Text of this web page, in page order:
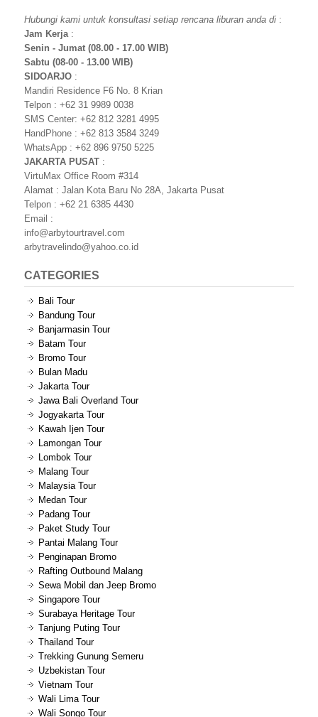
Hubungi kami untuk konsultasi setiap rencana liburan anda di :
Jam Kerja:
Senin - Jumat (08.00 - 17.00 WIB)
Sabtu (08-00 - 13.00 WIB)
SIDOARJO :
Mandiri Residence F6 No. 8 Krian
Telpon : +62 31 9989 0038
SMS Center: +62 812 3281 4995
HandPhone : +62 813 3584 3249
WhatsApp : +62 896 9750 5225
JAKARTA PUSAT :
VirtuMax Office Room #314
Alamat : Jalan Kota Baru No 28A, Jakarta Pusat
Telpon : +62 21 6385 4430
Email :
info@arbytourtravel.com
arbytravelindo@yahoo.co.id
CATEGORIES
Bali Tour
Bandung Tour
Banjarmasin Tour
Batam Tour
Bromo Tour
Bulan Madu
Jakarta Tour
Jawa Bali Overland Tour
Jogyakarta Tour
Kawah Ijen Tour
Lamongan Tour
Lombok Tour
Malang Tour
Malaysia Tour
Medan Tour
Padang Tour
Paket Study Tour
Pantai Malang Tour
Penginapan Bromo
Rafting Outbound Malang
Sewa Mobil dan Jeep Bromo
Singapore Tour
Surabaya Heritage Tour
Tanjung Puting Tour
Thailand Tour
Trekking Gunung Semeru
Uzbekistan Tour
Vietnam Tour
Wali Lima Tour
Wali Songo Tour